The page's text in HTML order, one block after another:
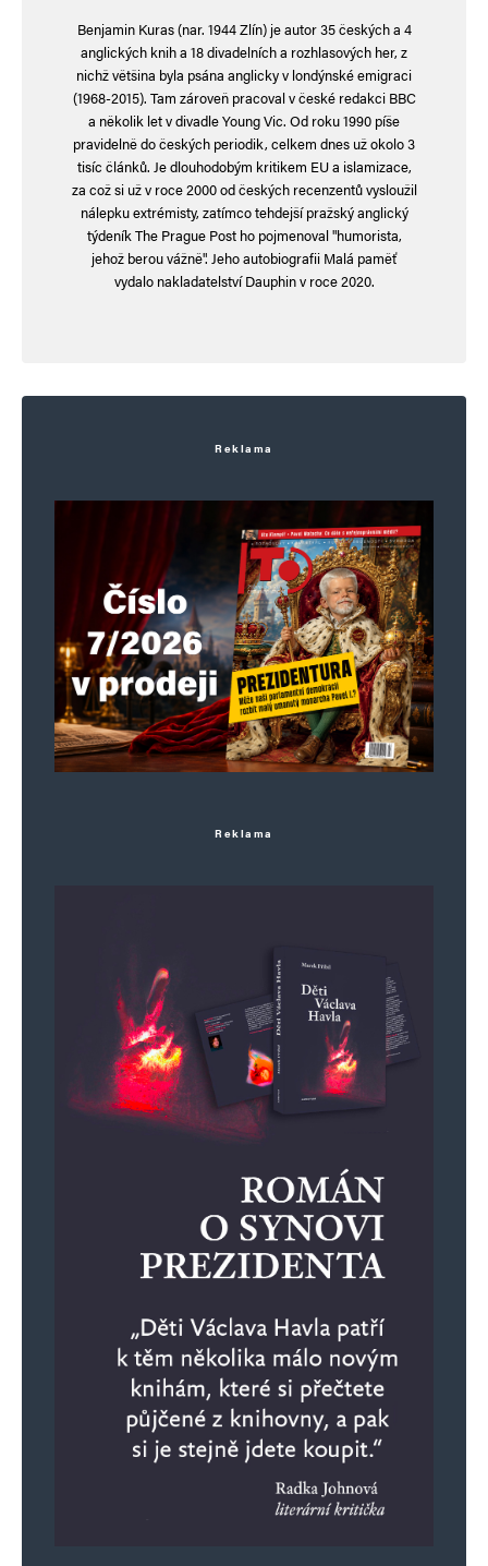
Benjamin Kuras (nar. 1944 Zlín) je autor 35 českých a 4
anglických knih a 18 divadelních a rozhlasových her, z
nichž většina byla psána anglicky v londýnské emigraci
(1968-2015). Tam zároveň pracoval v české redakci BBC
a několik let v divadle Young Vic. Od roku 1990 píše
pravidelně do českých periodik, celkem dnes už okolo 3
tisíc článků. Je dlouhodobým kritikem EU a islamizace,
za což si už v roce 2000 od českých recenzentů vysloužil
nálepku extrémisty, zatímco tehdejší pražský anglický
týdeník The Prague Post ho pojmenoval "humorista,
jehož berou vážně". Jeho autobiografii Malá paměť
vydalo nakladatelství Dauphin v roce 2020.
Reklama
Reklama